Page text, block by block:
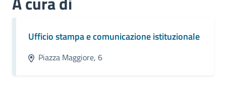
Ufficio stampa e comunicazione istituzionale
Piazza Maggiore, 6